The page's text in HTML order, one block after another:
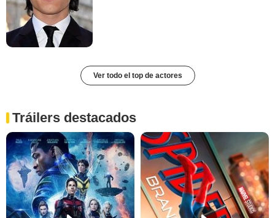
Ver todo el top de actores
Tráilers destacados